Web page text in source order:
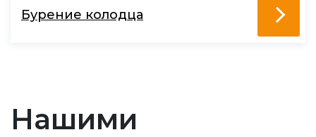
Бурение колодца
Нашими